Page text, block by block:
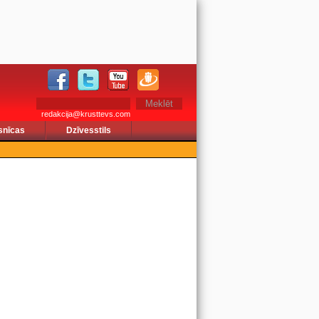
redakcija@krusttevs.com
Dzīvesstils